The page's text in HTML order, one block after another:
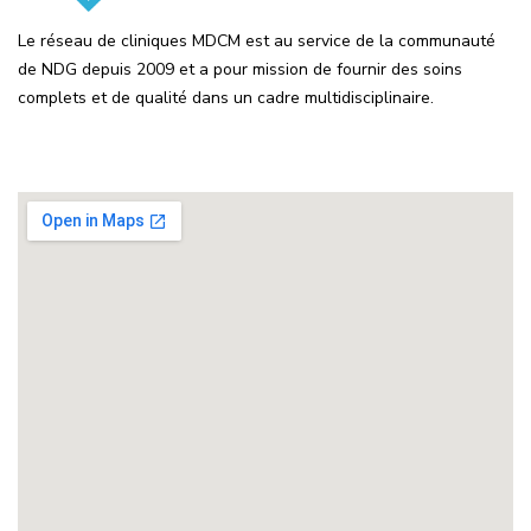
Le réseau de cliniques MDCM est au service de la communauté
de NDG depuis 2009 et a pour mission de fournir des soins
complets et de qualité dans un cadre multidisciplinaire.